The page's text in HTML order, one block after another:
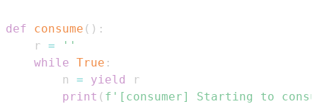
def consume ( ) :
    r
=
''
while True :
        n
= yield
print ( f'[consumer] Starting to